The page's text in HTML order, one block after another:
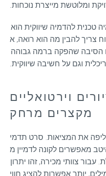
ומלוטשת מייצרת נוכחות.
צריך להבין מה הוא רואה, א
וגם על חשיבה שיווקית.
וירטואליים
מקצרים מרחק
את המציאות. סרט תדמי
היטב מאפשרים לקונה לדמיין מ
יותר אפשרות להציג חווי